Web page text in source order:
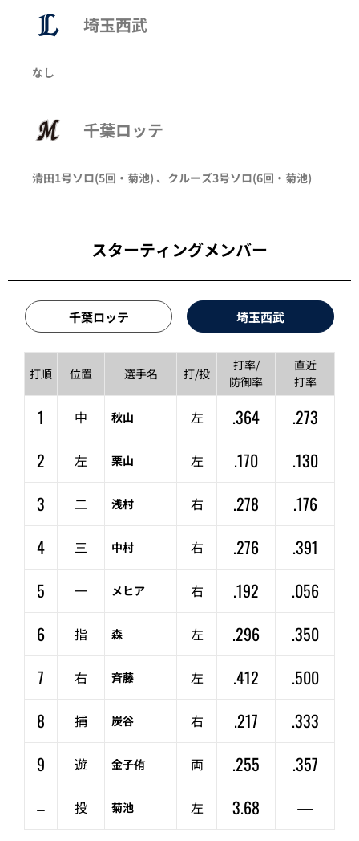
埼玉西武
なし
千葉ロッテ
清田1号ソロ(5回・ 菊池) 、 クルーズ3号ソロ(6回・ 菊池)
スターティングメンバー
千葉ロッテ 埼玉西武
打順 位置 選手名 打/投
打率/
防御率
直近
打率
1 中 秋山 左 .364
.273
2
左 栗山 左 .170
.130
3
二 浅村 右 .278
.176
4
三 中村 右 .276
.391
5
一 メヒア 右 .192
.056
6
指 森 左 .296
.350
7
右 斉藤 左 .412
.500
8
捕 炭谷 右 .217
.333
9
遊 金子侑 両 .255
.357
–
投 菊池 左 3.68 —